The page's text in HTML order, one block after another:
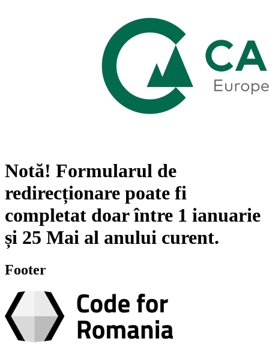
Notă! Formularul de
redirecționare poate fi
completat doar între 1 ianuarie
și 25 Mai al anului curent.
Footer